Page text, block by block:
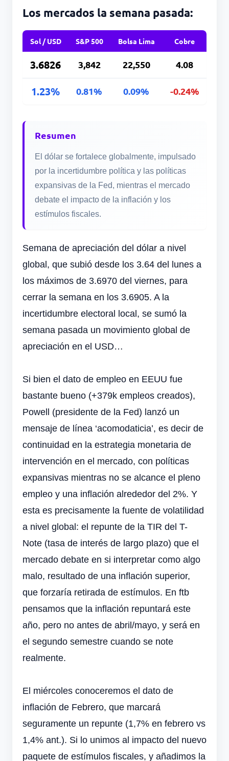
Los mercados la semana pasada:
Sol / USD S&P 500 Bolsa Lima Cobre
3.6826 3,842 22,550 4.08
1.23% 0.81% 0.09% -0.24%
Resumen
El dólar se fortalece globalmente, impulsado
por la incertidumbre política y las políticas
expansivas de la Fed, mientras el mercado
debate el impacto de la inflación y los
estímulos fiscales.
Semana de apreciación del dólar a nivel
global, que subió desde los 3.64 del lunes a
los máximos de 3.6970 del viernes, para
cerrar la semana en los 3.6905. A la
incertidumbre electoral local, se sumó la
semana pasada un movimiento global de
apreciación en el USD…
Si bien el dato de empleo en EEUU fue
bastante bueno (+379k empleos creados),
Powell (presidente de la Fed) lanzó un
mensaje de línea ‘acomodaticia’, es decir de
continuidad en la estrategia monetaria de
intervención en el mercado, con políticas
expansivas mientras no se alcance el pleno
empleo y una inflación alrededor del 2%. Y
esta es precisamente la fuente de volatilidad
a nivel global: el repunte de la TIR del T-
Note (tasa de interés de largo plazo) que el
mercado debate en si interpretar como algo
malo, resultado de una inflación superior,
que forzaría retirada de estímulos. En ftb
pensamos que la inflación repuntará este
año, pero no antes de abril/mayo, y será en
el segundo semestre cuando se note
realmente.
El miércoles conoceremos el dato de
inflación de Febrero, que marcará
seguramente un repunte (1,7% en febrero vs
1,4% ant.). Si lo unimos al impacto del nuevo
paquete de estímulos fiscales, y añadimos la